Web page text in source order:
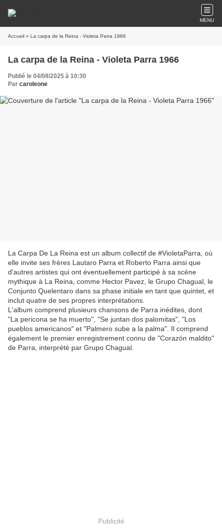
MENU
Accueil » La carpa de la Reina - Violeta Parra 1966
La carpa de la Reina - Violeta Parra 1966
Publié le 04/08/2025 à 10:30
Par caroleone
La Carpa De La Reina est un album collectif de #VioletaParra, où
elle invite ses frères Lautaro Parra et Roberto Parra ainsi que
d'autres artistes qui ont éventuellement participé à sa scène
mythique à La Reina, comme Hector Pavez, le Grupo Chagual, le
Conjunto Quelentaro dans sa phase initiale en tant que quintet, et
inclut quatre de ses propres interprétations.
L'album comprend plusieurs chansons de Parra inédites, dont
"La pericona se ha muerto", "Se juntan dos palomitas", "Los
pueblos americanos" et "Palmero sube a la palma". Il comprend
également le premier enregistrement connu de "Corazón maldito"
de Parra, interprété par Grupo Chagual.
Publicité